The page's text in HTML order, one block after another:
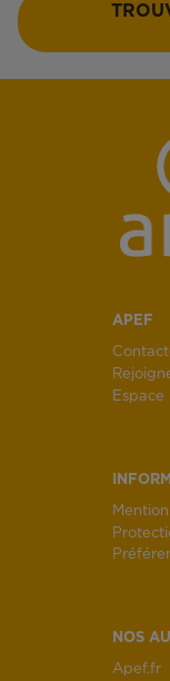
APEF
Espace
NOS
Apef.fr